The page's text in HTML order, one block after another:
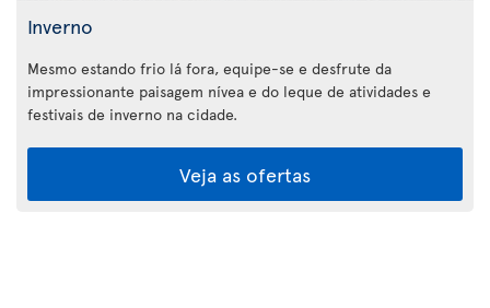
Inverno
Mesmo estando frio lá fora, equipe-se e desfrute da
impressionante paisagem nívea e do leque de atividades e
festivais de inverno na cidade.
Veja as ofertas